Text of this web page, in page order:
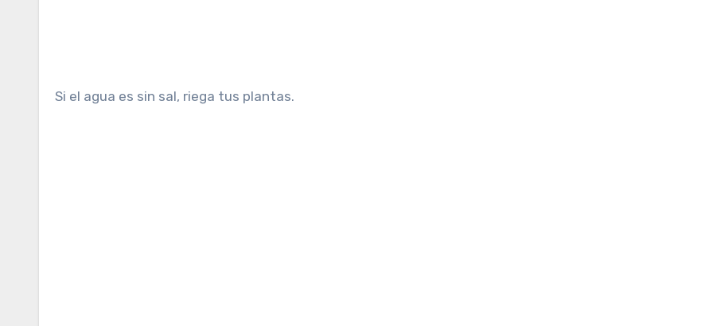
Si el agua es sin sal, riega tus plantas.